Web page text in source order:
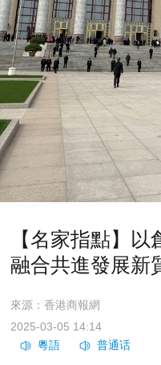
【名家指點】
融合共進發展新
來源：香港商報網
2025-03-05 14:14